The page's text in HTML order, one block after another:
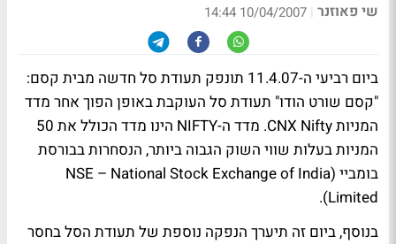
שי פאוזנר |
10/04/2007 14:44
ביום רביעי ה-11.4.07 תונפק תעודת סל חדשה מבית קסם:
"קסם שורט הודו" תעודת סל העוקבת באופן הפוך אחר מדד
המניות CNX Nifty. מדד ה-NIFTY הינו מדד הכולל את 50
המניות בעלות שווי השוק הגבוה ביותר, הנסחרות בבורסת
בומביי (NSE – National Stock Exchange of India
Limited).
בנוסף, ביום זה תיערך הנפקה נוספת של תעודת הסל בחסר